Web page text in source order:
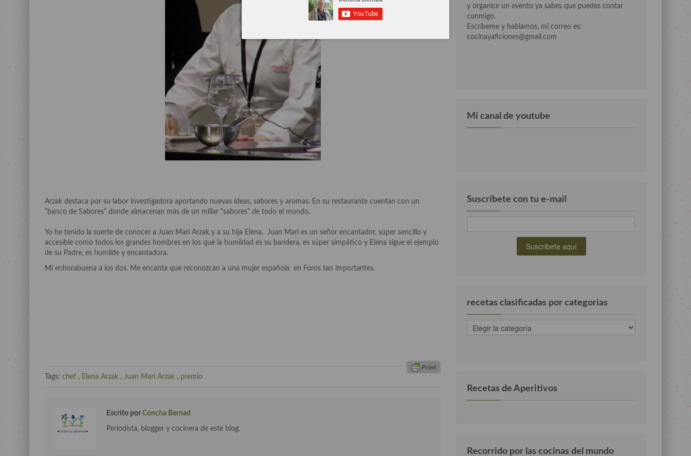
Arzak destaca por su labor investigadora aportando nuevas ideas, sabores y aromas. En su restaurante cuentan con un
“banco de Sabores” donde almacenan más de un millar “sabores” de todo el mundo.
Yo he tenido la suerte de conocer a Juan Mari Arzak y a su hija Elena. Juan Mari es un señor encantador, súper sencillo y
accesible como todos los grandes hombres en los que la humildad es su bandera, es súper simpático y Elena sigue el ejemplo
de su Padre, es humilde y encantadora.
Mi enhorabuena a los dos. Me encanta que reconozcan a una mujer española en Foros tan importantes.
Tags: chef , Elena Arzak , Juan Mari Arzak , premio
Escrito por Concha Bernad
Periodista, blogger y cocinera de este blog.
y organice un evento ya sabes que puedes contar
conmigo.
Escríbeme y hablamos, mi correo es:
cocinayaficiones@gmail.com
Mi canal de youtube
Suscríbete con tu e-mail
recetas clasificadas por categorias
recetas
clasificadas
Recetas de Aperitivos
Recorrido por las cocinas del mundo